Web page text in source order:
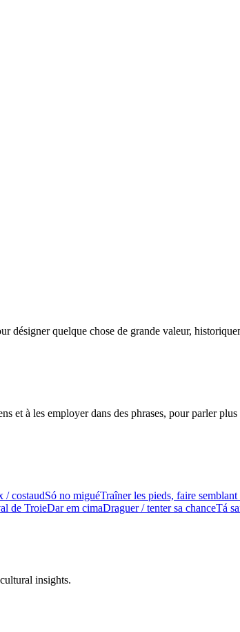
quelque chose de grande valeur,
et à les employer dans des phrases, pour parler
/ costaudSó no miguéTraîner les pieds, faire semblant
de TroieDar em cimaDraguer / tenter sa chanceTá
insights.